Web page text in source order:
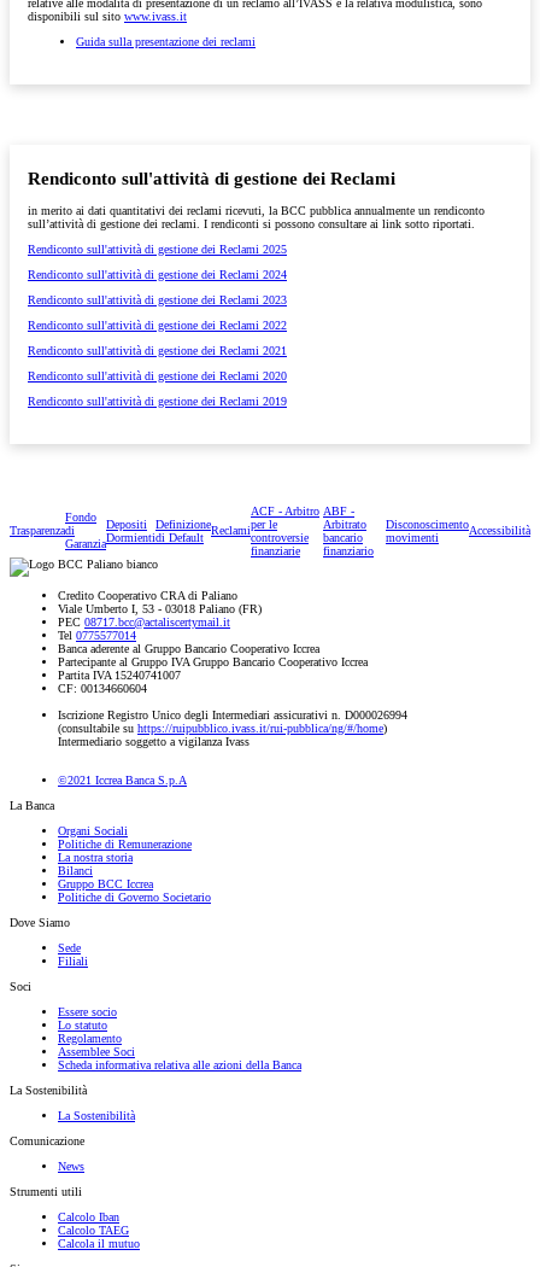
disponibili sul sito www.ivass.it
Guida sulla presentazione dei reclami
Rendiconto sull'attività di gestione dei Reclami
in merito ai dati quantitativi dei reclami ricevuti, la BCC pubblica annualmente un rendiconto
sull’attività di gestione dei reclami. I rendiconti si possono consultare ai link sotto riportati.
Rendiconto sull'attività di gestione dei Reclami 2025
Rendiconto sull'attività di gestione dei Reclami 2024
Rendiconto sull'attività di gestione dei Reclami 2023
Rendiconto sull'attività di gestione dei Reclami 2022
Rendiconto sull'attività di gestione dei Reclami 2021
Rendiconto sull'attività di gestione dei Reclami 2020
Rendiconto sull'attività di gestione dei Reclami 2019
Trasparenza
Fondo
di
Garanzia
Depositi
Dormienti
Definizione
di Default
Reclami
ACF - Arbitro
per le
controversie
finanziarie
ABF -
Arbitrato
bancario
finanziario
Disconoscimento
movimenti
Accessibilità
Credito Cooperativo CRA di Paliano
Viale Umberto I, 53 - 03018 Paliano (FR)
PEC 08717.bcc@actaliscertymail.it
Tel 0775577014
Banca aderente al Gruppo Bancario Cooperativo Iccrea
Partecipante al Gruppo IVA Gruppo Bancario Cooperativo Iccrea
Partita IVA 15240741007
CF: 00134660604
Iscrizione Registro Unico degli Intermediari assicurativi n. D000026994
(consultabile su https://ruipubblico.ivass.it/rui-pubblica/ng/#/home)
Intermediario soggetto a vigilanza Ivass
©2021 Iccrea Banca S.p.A
La Banca
Organi Sociali
Politiche di Remunerazione
La nostra storia
Bilanci
Gruppo BCC Iccrea
Politiche di Governo Societario
Dove Siamo
Sede
Filiali
Soci
Essere socio
Lo statuto
Regolamento
Assemblee Soci
Scheda informativa relativa alle azioni della Banca
La Sostenibilità
La Sostenibilità
Comunicazione
News
Strumenti utili
Calcolo Iban
Calcolo TAEG
Calcola il mutuo